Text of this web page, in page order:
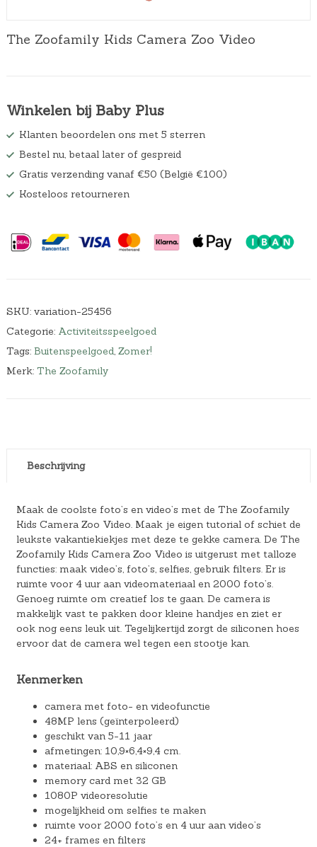
The Zoofamily Kids Camera Zoo Video
Winkelen bij Baby Plus
Klanten beoordelen ons met 5 sterren
Bestel nu, betaal later of gespreid
Gratis verzending vanaf €50 (België €100)
Kosteloos retourneren
SKU: variation-25456
Categorie: Activiteitsspeelgoed
Tags: Buitenspeelgoed Zomer!
Merk: The Zoofamily
Beschrijving
Maak de coolste foto’s en video’s met de The Zoofamily
Kids Camera Zoo Video. Maak je eigen tutorial of schiet de
leukste vakantiekiekjes met deze te gekke camera. De The
Zoofamily Kids Camera Zoo Video is uitgerust met talloze
functies: maak video’s, foto’s, selfies, gebruik filters. Er is
ruimte voor 4 uur aan videomateriaal en 2000 foto’s.
Genoeg ruimte om creatief los te gaan. De camera is
makkelijk vast te pakken door kleine handjes en ziet er
ook nog eens leuk uit. Tegelijkertijd zorgt de siliconen hoes
ervoor dat de camera wel tegen een stootje kan.
Kenmerken
camera met foto- en videofunctie
48MP lens (geïnterpoleerd)
geschikt van 5-11 jaar
afmetingen: 10,9×6,4×9,4 cm.
materiaal: ABS en siliconen
memory card met 32 GB
1080P videoresolutie
mogelijkheid om selfies te maken
ruimte voor 2000 foto’s en 4 uur aan video’s
24+ frames en filters